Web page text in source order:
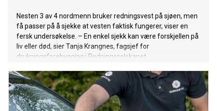
Nesten 3 av 4 nordmenn bruker redningsvest på sjøen, men
få passer på å sjekke at vesten faktisk fungerer, viser en
fersk undersøkelse. – En enkel sjekk kan være forskjellen på
liv eller død, sier Tanja Krangnes, fagsjef for
drukningsforebygging i Redningsselskapet.